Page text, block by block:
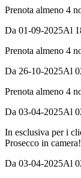
Prenota almeno 4
Da 01-09-2025Al
Prenota almeno 4
Da 26-10-2025Al
Prenota almeno 4
Da 03-04-2025Al
In esclusiva per i
Prosecco in camera!
Da 03-04-2025Al